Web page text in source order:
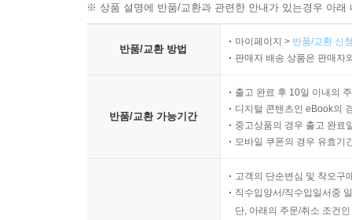
※ 상품 설명에 반품/교환과 관련한 안내가 있는경우 아
반품/교환 방법
마이페이지 > 반품/교환 신
판매자 배송 상품은 판매자
반품/교환 가능기간
출고 완료 후 10일 이내의
디지털 콘텐츠인 eBook의
중고상품의 경우 출고 완료
모바일 쿠폰의 경우 유효기
고객의 단순변심 및 착오구
직수입양서/직수입일서중
단, 아래의 주문/취소 조건